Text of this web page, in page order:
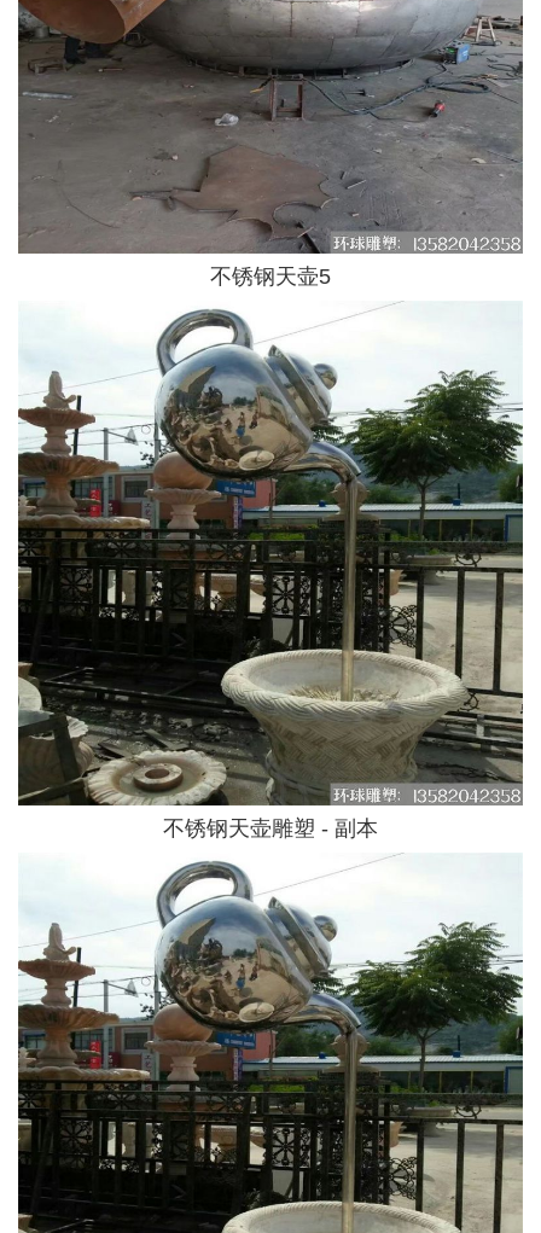
不锈钢天壶5
不锈钢天壶雕塑 - 副本